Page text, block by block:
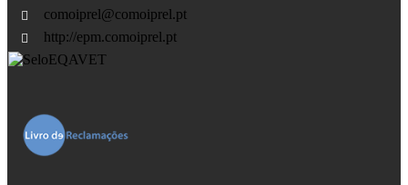
comoiprel@comoiprel.pt
http://epm.comoiprel.pt